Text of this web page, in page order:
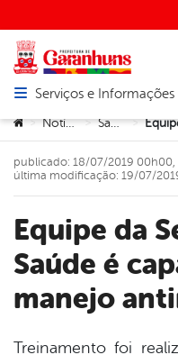
Abrir menu principal de
Serviços e Informações
Você está aqui:
> Notícias > Saúde >
Equipe da Secretaria de
Saúde é
manejo
publicado: 18/07/2019 00h00,
última modificação: 19/07/
Treinamento foi